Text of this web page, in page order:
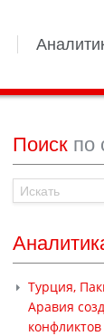
Поиск по
Турция,
Аравия